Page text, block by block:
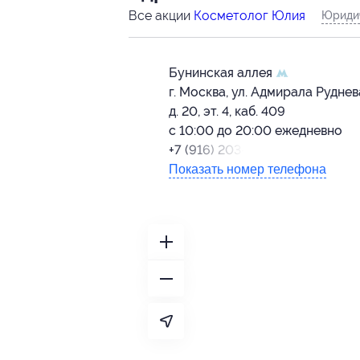
Все акции Косметолог Юлия
Бунинская аллея
г. Москва, ул. Адмирала
д. 20, эт. 4, каб. 409
с 10:00 до 20:00 ежедневно
+7 (916) 203-80-37
Показать номер телефона